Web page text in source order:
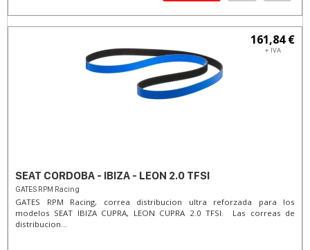
161,84 €
+ IVA
SEAT CORDOBA - IBIZA - LEON 2.0 TFSI
GATES RPM Racing
GATES RPM Racing, correa distribucion ultra reforzada para los
modelos SEAT IBIZA CUPRA, LEON CUPRA 2.0 TFSI. Las correas de
distribucion...